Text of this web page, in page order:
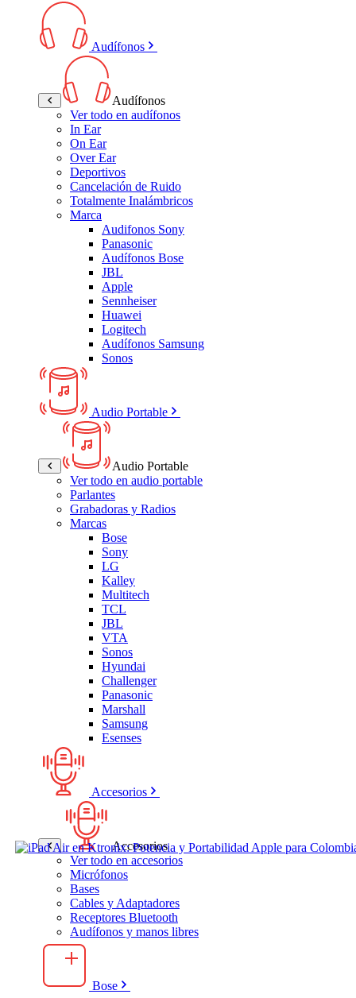
Audífonos
Audífonos
Ver todo en audífonos
In Ear
On Ear
Over Ear
Deportivos
Cancelación de Ruido
Totalmente Inalámbricos
Marca
Audifonos Sony
Panasonic
Audífonos Bose
JBL
Apple
Sennheiser
Huawei
Logitech
Audífonos Samsung
Sonos
Audio Portable
Audio Portable
Ver todo en audio portable
Parlantes
Grabadoras y Radios
Marcas
Bose
Sony
LG
Kalley
Multitech
TCL
JBL
VTA
Sonos
Hyundai
Challenger
Panasonic
Marshall
Samsung
Esenses
Accesorios
Accesorios
Ver todo en accesorios
Micrófonos
Bases
Cables y Adaptadores
Receptores Bluetooth
Audífonos y manos libres
Bose